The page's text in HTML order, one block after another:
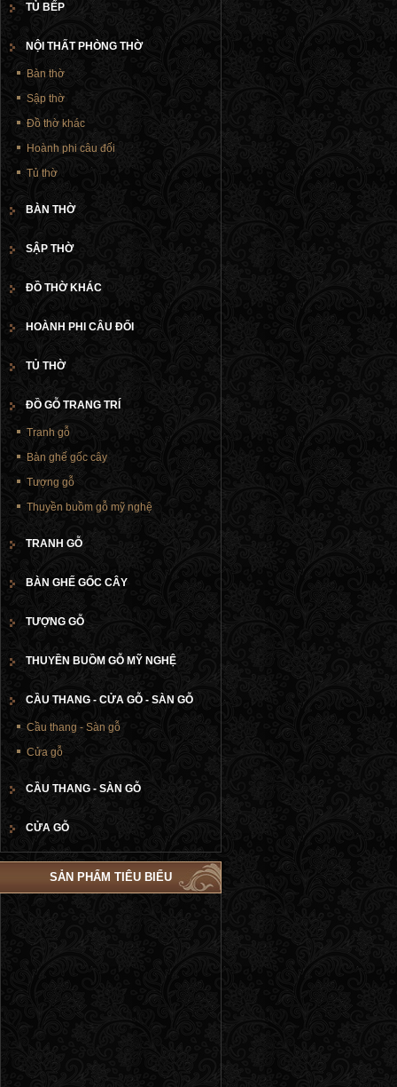
TỦ BẾP
NỘI THẤT PHÒNG THỜ
Bàn thờ
Sập thờ
Đồ thờ khác
Hoành phi câu đối
Tủ thờ
BÀN THỜ
SẬP THỜ
ĐỒ THỜ KHÁC
HOÀNH PHI CÂU ĐỐI
TỦ THỜ
ĐỒ GỖ TRANG TRÍ
Tranh gỗ
Bàn ghế gốc cây
Tượng gỗ
Thuyền buồm gỗ mỹ nghệ
TRANH GỖ
BÀN GHẾ GỐC CÂY
TƯỢNG GỖ
THUYỀN BUỒM GỖ MỸ NGHỆ
CẦU THANG - CỬA GỖ - SÀN GỖ
Cầu thang - Sàn gỗ
Cửa gỗ
CẦU THANG - SÀN GỖ
CỬA GỖ
SẢN PHẨM TIÊU BIỂU